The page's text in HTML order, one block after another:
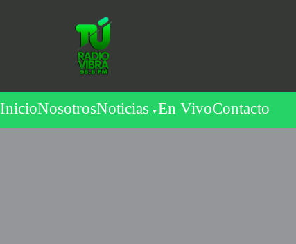
InicioNosotrosNoticias En VivoContacto